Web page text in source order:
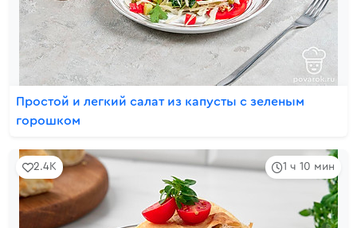
Простой и легкий салат из капусты с зеленым
горошком
1 ч 10 мин
2.4K